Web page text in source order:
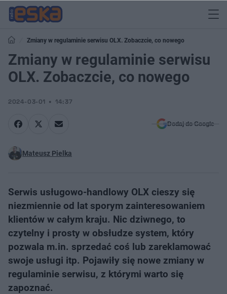
Zmiany w regulaminie serwisu OLX. Zobaczcie, co nowego
Zmiany w regulaminie serwisu
OLX. Zobaczcie, co nowego
2024-03-01 14:37
Dodaj do Google
Mateusz Pielka
Serwis usługowo-handlowy OLX cieszy się
niezmiennie od lat sporym zainteresowaniem
klientów w całym kraju. Nic dziwnego, to
czytelny i prosty w obsłudze system, który
pozwala m.in. sprzedać coś lub zareklamować
swoje usługi itp. Pojawiły się nowe zmiany w
regulaminie serwisu, z którymi warto się
zapoznać.